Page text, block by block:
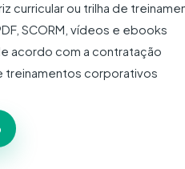
curricular ou trilha de
SCORM, vídeos e ebooks
acordo com a contratação
treinamentos corporativos